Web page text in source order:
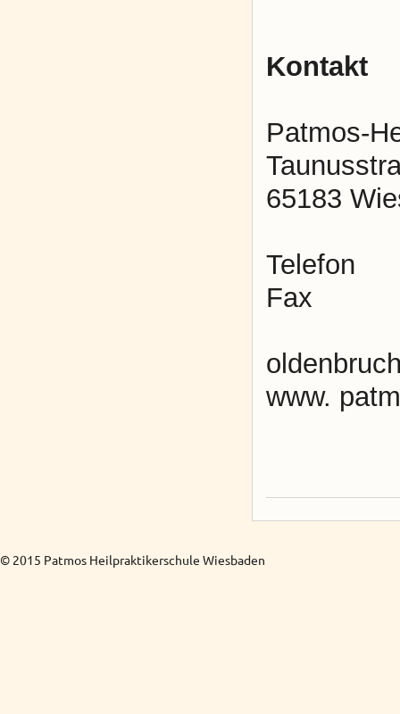
Kontakt
Patmos-
65183
Telefon
Fax
www.
© 2015 Patmos Heilpraktikerschule Wiesbaden